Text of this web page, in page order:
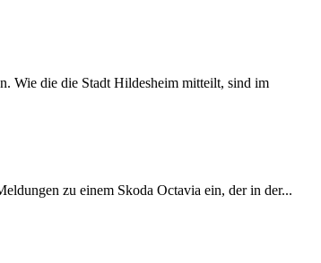
Wie die die Stadt Hildesheim mitteilt, sind im
zu einem Skoda Octavia ein, der in der...